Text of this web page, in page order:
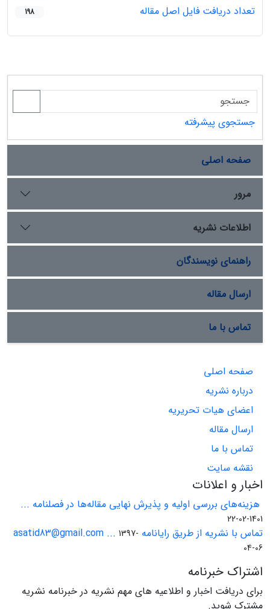
تعداد دریافت فایل اصل مقاله 198
جستجوی پیشرفته
صفحه اصلی
مرور
اطلاعات نشریه
راهنمای نویسندگان
ارسال مقاله
تماس با ما
صفحه اصلی
درباره نشریه
اعضای هیات تحریریه
ارسال مقاله
تماس با ما
نقشه سایت
اخبار و اعلانات
هزینه‌های بررسی اولیه و پذیرش نهایی مقاله‌ها در فصلنامه ...
1401-02-22
تماس با نشریه از طریق رایانامه asatid83@gmail.com ... 1397-
04-06
اشتراک خبرنامه
برای دریافت اخبار و اطلاعیه های مهم نشریه در خبرنامه نشریه
مشترک شوید.